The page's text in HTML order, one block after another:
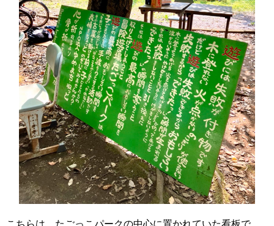
こちらは、たごっこパークの中心に置かれていた看板で